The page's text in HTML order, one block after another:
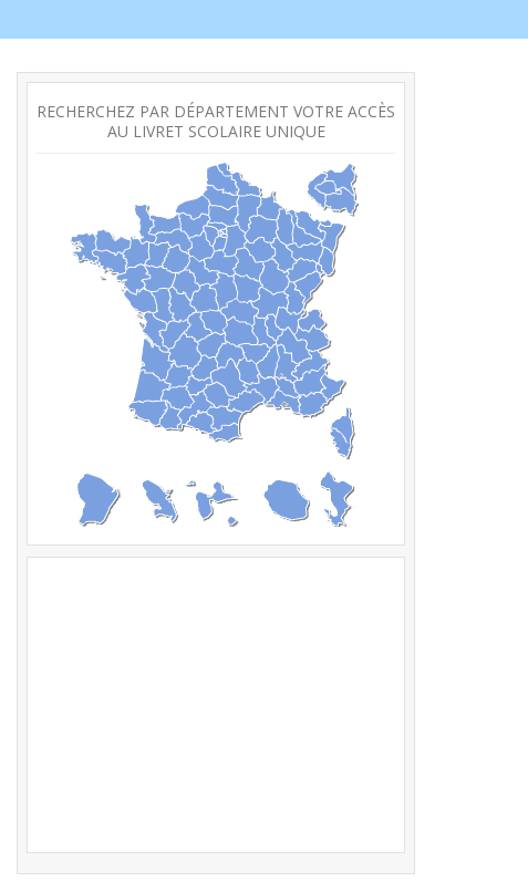
RECHERCHEZ PAR DÉPARTEMENT VOTRE ACCÈS
AU LIVRET SCOLAIRE UNIQUE